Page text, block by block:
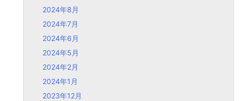
2024年8月
2024年7月
2024年6月
2024年5月
2024年2月
2024年1月
2023年12月